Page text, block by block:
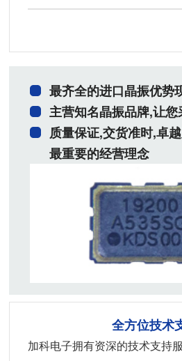
最齐全的进口晶振优势
主营知名晶振品牌,让
质量保证,交货准时,卓
最重要的经营理念
全方位技术
加科电子拥有资深的技术支持